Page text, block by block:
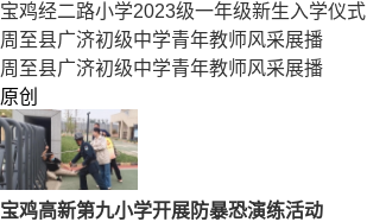
宝鸡经二路小学2023级一年级新生入学仪式
周至县广济初级中学青年教师风采展播
周至县广济初级中学青年教师风采展播
原创
宝鸡高新第九小学开展防暴恐演练活动